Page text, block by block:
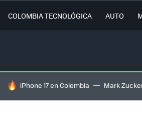
COLOMBIA TECNOLÓGICA AUTO
HOY SE HABLA DE
iPhone 17 en Colombia Mark